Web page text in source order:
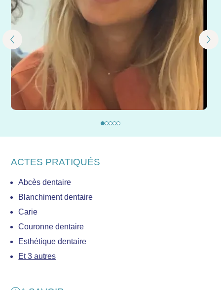
ACTES PRATIQUÉS
Abcès dentaire
Blanchiment dentaire
Carie
Couronne dentaire
Esthétique dentaire
Et 3 autres